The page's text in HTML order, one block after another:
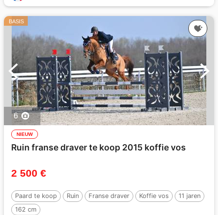
BASIS
6
NIEUW
Ruin franse draver te koop 2015 koffie vos
2 500 €
Paard te koop Ruin Franse draver Koffie vos
11 jaren
162 cm